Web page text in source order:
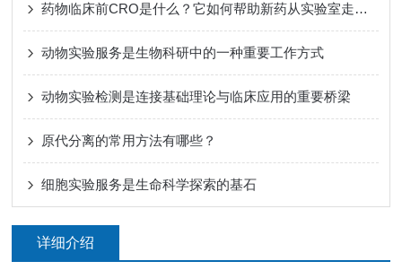
药物临床前CRO是什么？它如何帮助新药从实验室走向人体试验？
动物实验服务是生物科研中的一种重要工作方式
动物实验检测是连接基础理论与临床应用的重要桥梁
原代分离的常用方法有哪些？
细胞实验服务是生命科学探索的基石
详细介绍